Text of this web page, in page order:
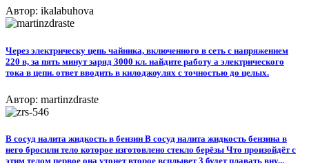
Автор: ikalabuhova
Через электрическу цепь чайника, включенного в сеть с напряжением
220 в, за пять минут заряд 3000 кл. найдите работу a электрического
тока в цепи. ответ вводить в килоджоулях с точностью до целых.
Автор: martinzdraste
В сосуд налита жидкость в бензин В сосуд налита жидкость бензина в
него бросили тело которое изготовлено стекло берёзы Что произойдёт с
этим телом первое она утонет второе всплывет 3 будет плавать вну...